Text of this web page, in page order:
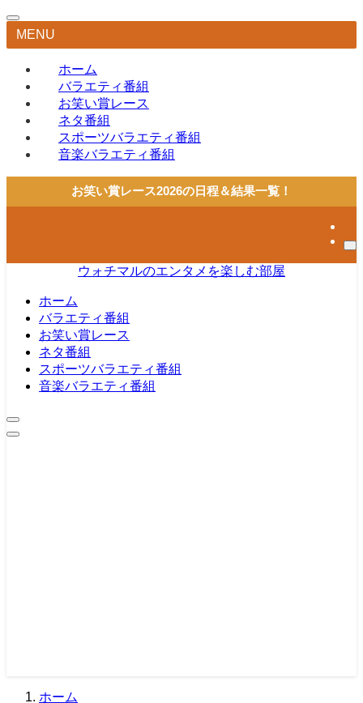
MENU
ホーム
バラエティ番組
お笑い賞レース
ネタ番組
スポーツバラエティ番組
音楽バラエティ番組
お笑い賞レース2026の日程＆結果一覧！
ウォチマルのエンタメを楽しむ部屋
ホーム
バラエティ番組
お笑い賞レース
ネタ番組
スポーツバラエティ番組
音楽バラエティ番組
ホーム